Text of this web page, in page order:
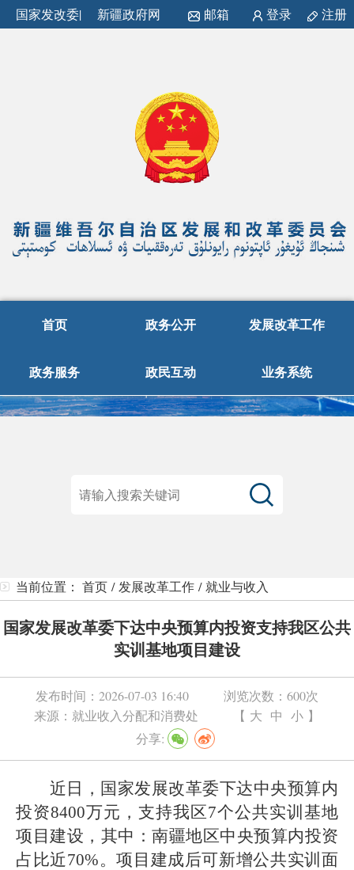
国家发改委| 新疆政府网 邮箱 登录 注册
首页 政务公开 发展改革工作
政务服务 政民互动 业务系统
当前位置： 首页 / 发展改革工作 / 就业与收入
国家发展改革委下达中央预算内投资支持我区公共
实训基地项目建设
发布时间： 2026-07-03 16:40 浏览次数： 600次
来源： 就业收入分配和消费处 【 大 中 小 】
分享:
近日，国家发展改革委下达中央预算内
投资8400万元，支持我区7个公共实训基地
项目建设，其中：南疆地区中央预算内投资
占比近70%。项目建成后可新增公共实训面